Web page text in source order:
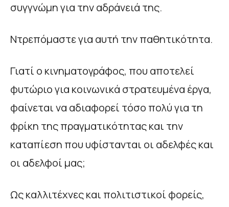
συγγνώμη για την αδράνειά της.
Ντρεπόμαστε για αυτή την παθητικότητα.
Γιατί ο κινηματογράφος, που αποτελεί
φυτώριο για κοινωνικά στρατευμένα έργα,
φαίνεται να αδιαφορεί τόσο πολύ για τη
φρίκη της πραγματικότητας και την
καταπίεση που υφίστανται οι αδελφές και
οι αδελφοί μας;
Ως καλλιτέχνες και πολιτιστικοί φορείς,